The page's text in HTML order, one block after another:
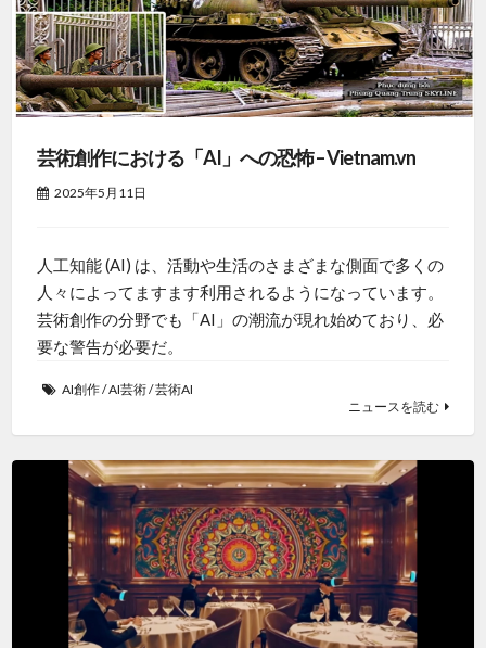
芸術創作における「AI」への恐怖 – Vietnam.vn
2025年5月11日
人工知能 (AI) は、活動や生活のさまざまな側面で多くの
人々によってますます利用されるようになっています。
芸術創作の分野でも「AI」の潮流が現れ始めており、必
要な警告が必要だ。
AI創作/AI芸術/芸術AI
ニュースを読む